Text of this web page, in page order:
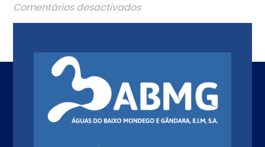
Comentários desactivados